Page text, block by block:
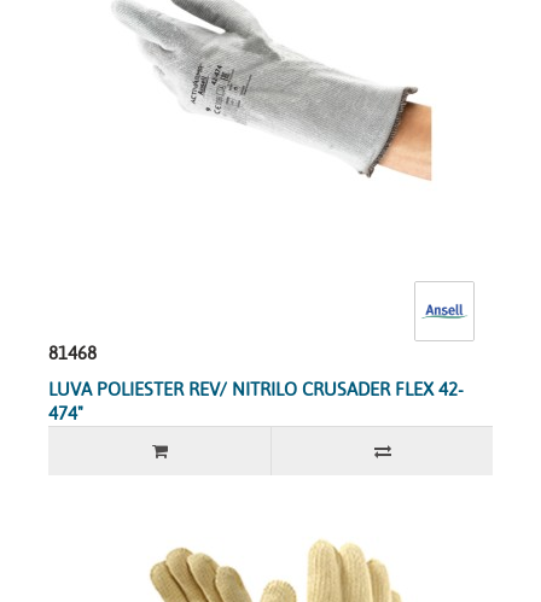
81468
LUVA POLIESTER REV/ NITRILO CRUSADER FLEX 42-
474"